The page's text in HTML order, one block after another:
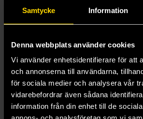
Samtycke Information
Denna webbplats använder cookies
Vi använder enhetsidentifierare för att
och annonserna till användarna,
för sociala medier och analysera vår
vidarebefordrar även sådana
information från din enhet till de
Woodwalkers återkomsten - Lejonets revansch